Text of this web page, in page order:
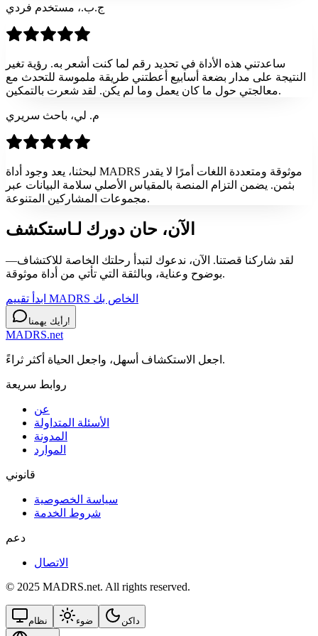
ج.ب.، مستخدم فردي
ساعدتني هذه الأداة في تحديد رقم لما كنت أشعر به. رؤية تغير
النتيجة على مدار بضعة أسابيع أعطتني طريقة ملموسة للتحدث مع
معالجتي حول ما كان يعمل وما لم يكن. لقد شعرت بالتمكين.
م. لي، باحث سريري
لبحثنا، يعد وجود أداة MADRS موثوقة ومتعددة اللغات أمرًا لا يقدر
بثمن. يضمن التزام المنصة بالمقياس الأصلي سلامة البيانات عبر
مجموعات المشاركين المتنوعة.
الآن، حان دورك لـاستكشف
لقد شاركنا قصتنا. الآن، ندعوك لتبدأ رحلتك الخاصة للاكتشاف—
بوضوح وعناية، وبالثقة التي تأتي من أداة موثوقة.
ابدأ تقييم MADRS الخاص بك
رأيك يهمنا!
MADRS.net
اجعل الاستكشاف أسهل، واجعل الحياة أكثر ثراءً.
روابط سريعة
عن
الأسئلة المتداولة
المدونة
الموارد
قانوني
سياسة الخصوصية
شروط الخدمة
دعم
الاتصال
© 2025 MADRS.net. All rights reserved.
نظام ضوء داكن